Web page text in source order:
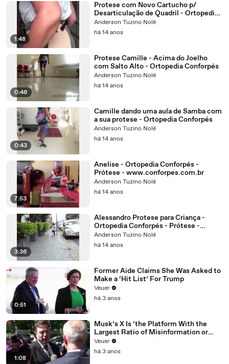
1:48
Protese com Novo Cartucho p/
Desarticulação de Quadril - Ortopedia
Conforpés
Anderson Tuzino Nolé
há 14 anos
0:46
Protese Camille - Acima do Joelho
com Salto Alto - Ortopedia Conforpés
Anderson Tuzino Nolé
há 14 anos
0:43
Camille dando uma aula de Samba com
a sua protese - Ortopedia Conforpés
Anderson Tuzino Nolé
há 14 anos
7:53
Anelise - Ortopedia Conforpés -
Prótese - www.conforpes.com.br
Anderson Tuzino Nolé
há 14 anos
3:36
Alessandro Protese para Criança -
Ortopedia Conforpés - Prótese -
www.conforpes.com.br
Anderson Tuzino Nolé
há 14 anos
0:51
Former Aide Claims She Was Asked to
Make a ‘Hit List’ For Trump
Veuer
há 3 anos
1:08
Musk’s X Is ‘the Platform With the
Largest Ratio of Misinformation or
Disinformation’ Amongst All Social
Media Platforms
Veuer
há 3 anos